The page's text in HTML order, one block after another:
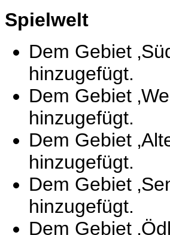
Spielwelt
Dem Gebiet
hinzugefügt.
Dem Gebiet
hinzugefügt.
Dem Gebiet
hinzugefügt.
Dem Gebiet
hinzugefügt.
Dem Gebiet